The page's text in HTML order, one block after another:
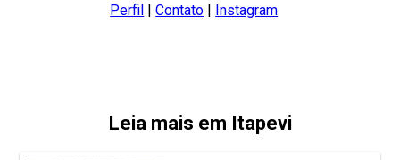
Perfil |Contato Instagram
Leia mais em Itapevi